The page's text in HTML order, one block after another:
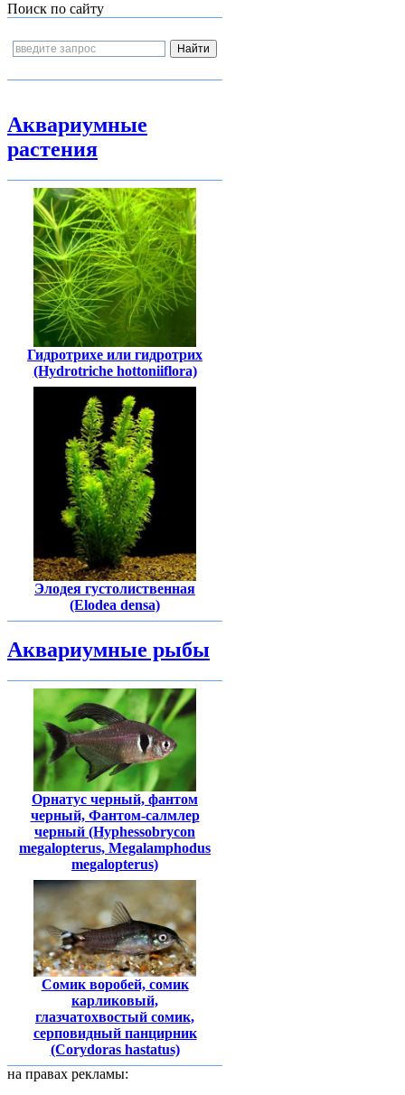
Поиск по сайту
Аквариумные
растения
Гидротрихе или гидротрих
(Hydrotriche hottoniiflora)
Элодея густолиственная
(Elodea densa)
Аквариумные рыбы
Орнатус черный, фантом
черный, Фантом-салмлер
черный (Hyphessobrycon
megalopterus, Megalamphodus
megalopterus)
Сомик воробей, сомик
карликовый,
глазчатохвостый сомик,
серповидный панцирник
(Corydoras hastatus)
на правах рекламы: